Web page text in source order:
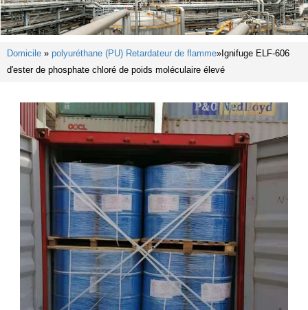
Domicile » polyuréthane (PU) Retardateur de flamme»Ignifuge ELF-606
d'ester de phosphate chloré de poids moléculaire élevé